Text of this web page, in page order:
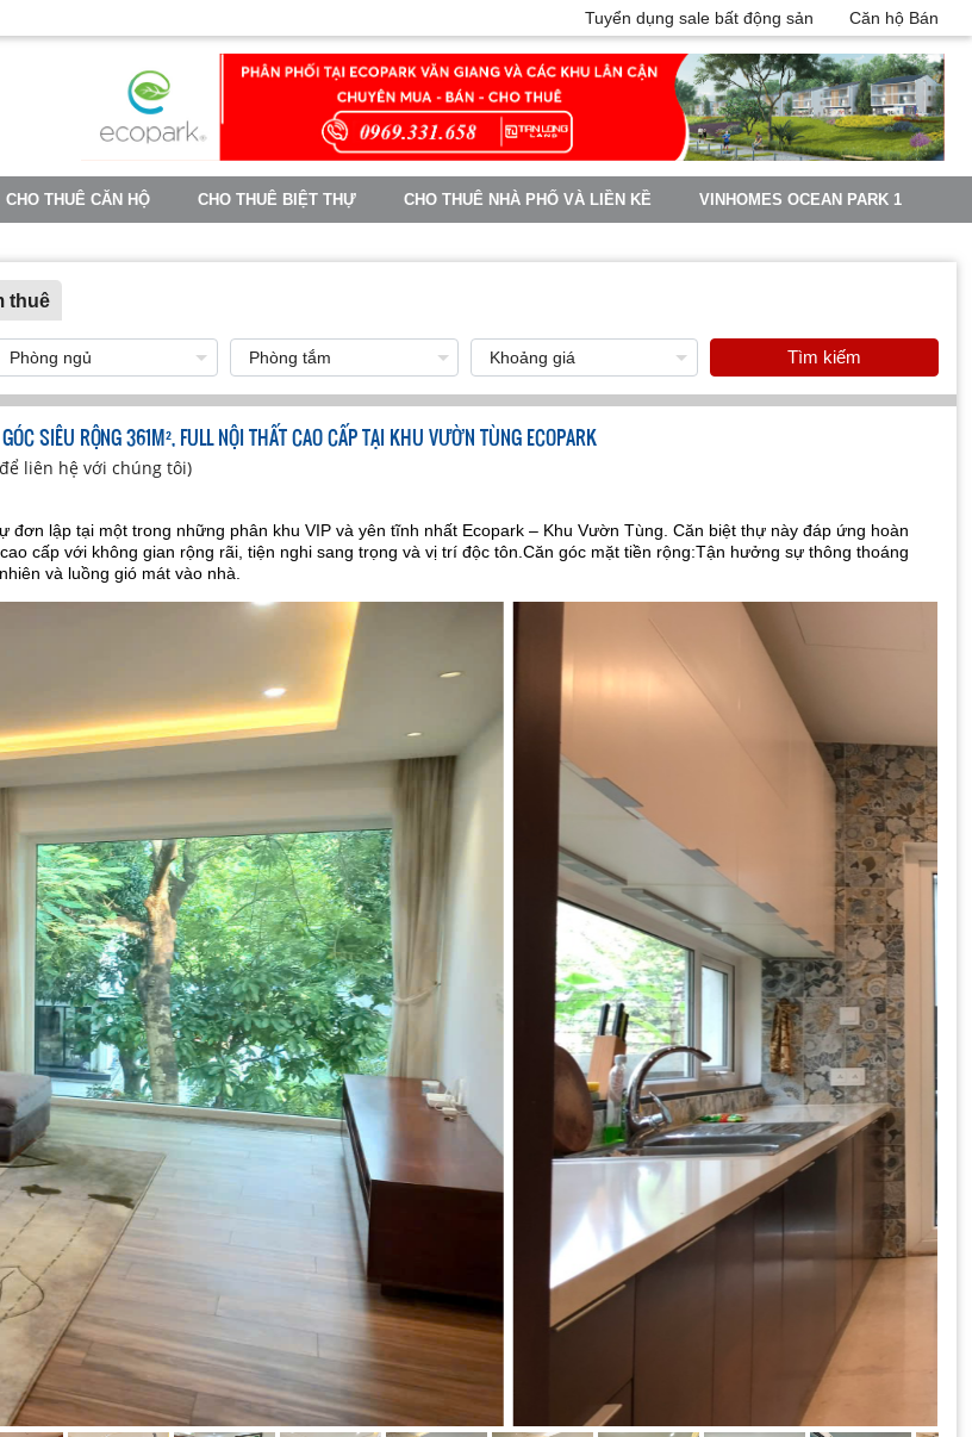
Tuyển dụng sale bất động sản Căn hộ Bán
CHO THUÊ CĂN HỘ CHO THUÊ BIỆT THỰ CHO THUÊ NHÀ PHỐ VÀ LIỀN KỀ VINHOMES OCEAN PARK 1
thuê
Tìm kiếm
SIÊU RỘNG 361M², FULL NỘI THẤT CAO CẤP TẠI KHU VƯỜN TÙNG ECOPARK
liên hệ với chúng tôi)
đơn lập tại một trong những phân khu VIP và yên tĩnh nhất Ecopark – Khu Vườn Tùng. Căn biệt thự này đáp ứng hoàn
cấp với không gian rộng rãi, tiện nghi sang trọng và vị trí độc tôn.Căn góc mặt tiền rộng:Tận hưởng sự thông thoáng
và luồng gió mát vào nhà.